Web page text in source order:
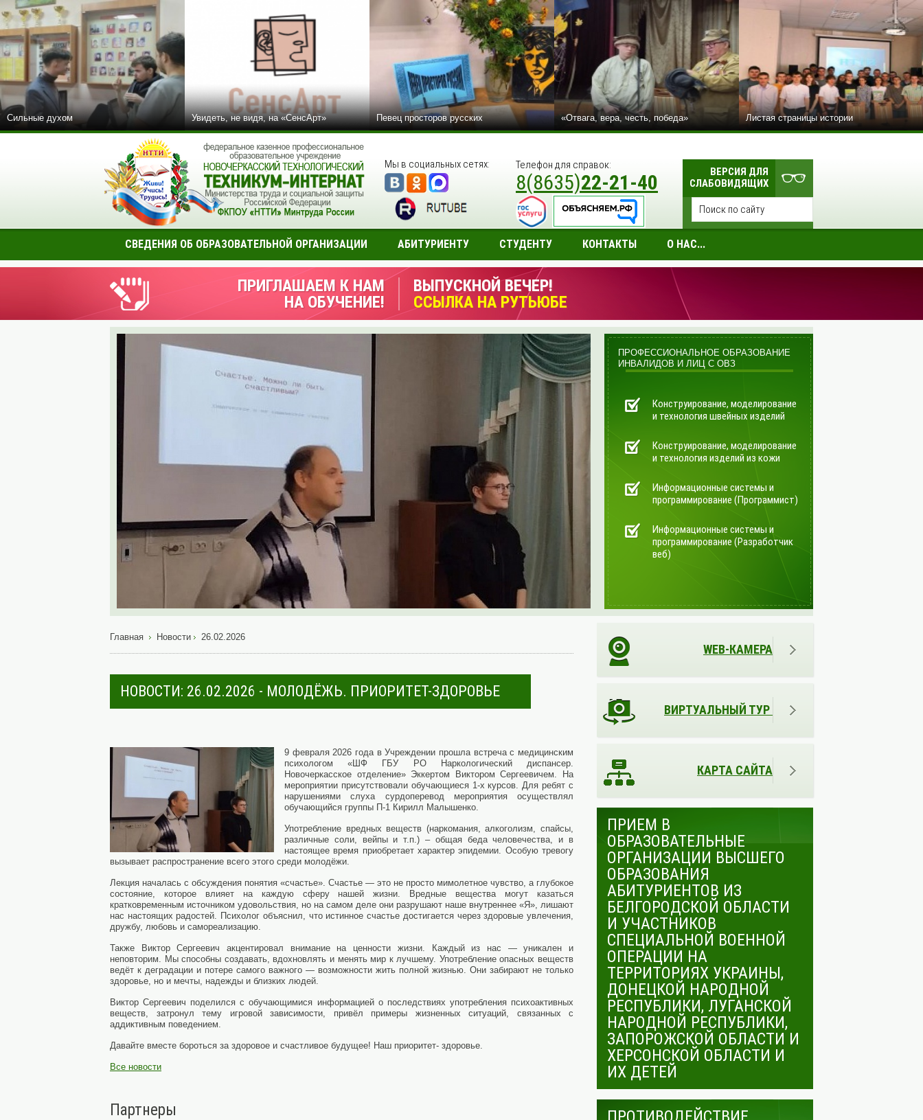
Сильные духом Увидеть, не видя, на «СенсАрт» Певец просторов русских «Отвага, вера, честь, победа» Листая страницы истории
Мы в социальных сетях: Телефон для справок:
8(8635)22-21-40
ВЕРСИЯ ДЛЯ
СЛАБОВИДЯЩИХ
СВЕДЕНИЯ ОБ ОБРАЗОВАТЕЛЬНОЙ ОРГАНИЗАЦИИ АБИТУРИЕНТУ СТУДЕНТУ КОНТАКТЫ О НАС...
ПРИГЛАШАЕМ К НАМ
НА ОБУЧЕНИЕ!
ВЫПУСКНОЙ ВЕЧЕР!
ССЫЛКА НА РУТЬЮБЕ
ПРОФЕССИОНАЛЬНОЕ ОБРАЗОВАНИЕ
ИНВАЛИДОВ И ЛИЦ С ОВЗ
Конструирование, моделирование
и технология швейных изделий
Конструирование, моделирование
и технология изделий из кожи
Информационные системы и
программирование (Программист)
Информационные системы и
программирование (Разработчик
веб)
Главная Новости 26.02.2026
НОВОСТИ: 26.02.2026 - МОЛОДЁЖЬ. ПРИОРИТЕТ-ЗДОРОВЬЕ
9 февраля 2026 года в Учреждении прошла встреча с медицинским
психологом «ШФ ГБУ РО Наркологический диспансер.
Новочеркасское отделение» Эккертом Виктором Сергеевичем. На
мероприятии присутствовали обучающиеся 1-х курсов. Для ребят с
нарушениями слуха сурдоперевод мероприятия осуществлял
обучающийся группы П-1 Кирилл Малышенко.
Употребление вредных веществ (наркомания, алкоголизм, спайсы,
различные соли, вейпы и т.п.) – общая беда человечества, и в
настоящее время приобретает характер эпидемии. Особую тревогу
вызывает распространение всего этого среди молодёжи.
Лекция началась с обсуждения понятия «счастье». Счастье — это не просто мимолетное чувство, а глубокое
состояние, которое влияет на каждую сферу нашей жизни. Вредные вещества могут казаться
кратковременным источником удовольствия, но на самом деле они разрушают наше внутреннее «Я», лишают
нас настоящих радостей. Психолог объяснил, что истинное счастье достигается через здоровые увлечения,
дружбу, любовь и самореализацию.
Также Виктор Сергеевич акцентировал внимание на ценности жизни. Каждый из нас — уникален и
неповторим. Мы способны создавать, вдохновлять и менять мир к лучшему. Употребление опасных веществ
ведёт к деградации и потере самого важного — возможности жить полной жизнью. Они забирают не только
здоровье, но и мечты, надежды и близких людей.
Виктор Сергеевич поделился с обучающимися информацией о последствиях употребления психоактивных
веществ, затронул тему игровой зависимости, привёл примеры жизненных ситуаций, связанных с
аддиктивным поведением.
Давайте вместе бороться за здоровое и счастливое будущее! Наш приоритет- здоровье.
Все новости
Партнеры
WEB-КАМЕРА
ВИРТУАЛЬНЫЙ ТУР
КАРТА САЙТА
ПРИЕМ В
ОБРАЗОВАТЕЛЬНЫЕ
ОРГАНИЗАЦИИ ВЫСШЕГО
ОБРАЗОВАНИЯ
АБИТУРИЕНТОВ ИЗ
БЕЛГОРОДСКОЙ ОБЛАСТИ
И УЧАСТНИКОВ
СПЕЦИАЛЬНОЙ ВОЕННОЙ
ОПЕРАЦИИ НА
ТЕРРИТОРИЯХ УКРАИНЫ,
ДОНЕЦКОЙ НАРОДНОЙ
РЕСПУБЛИКИ, ЛУГАНСКОЙ
НАРОДНОЙ РЕСПУБЛИКИ,
ЗАПОРОЖСКОЙ ОБЛАСТИ И
ХЕРСОНСКОЙ ОБЛАСТИ И
ИХ ДЕТЕЙ